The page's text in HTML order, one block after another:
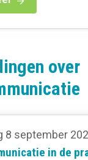
over
8 september
in de